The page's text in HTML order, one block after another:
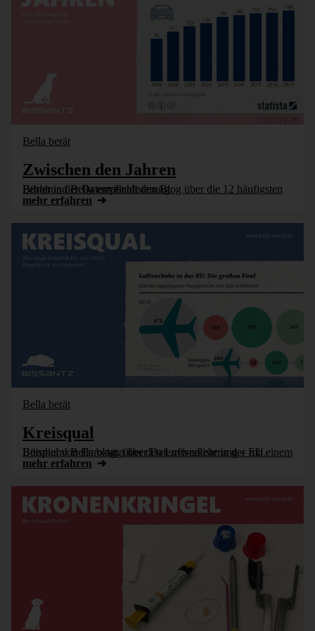
Bella berät
Zwischen den Jahren
Bürohund Bella empfiehlt den Blog über die 12 häufigsten Fehler in der Datenvisualisierung.
mehr erfahren
Bella berät
Kreisqual
Bürohund Bella bloggt über Datenvisualisierung – mit einem Beispiel von Eurostat, über den Luftverkehr in der EU.
mehr erfahren